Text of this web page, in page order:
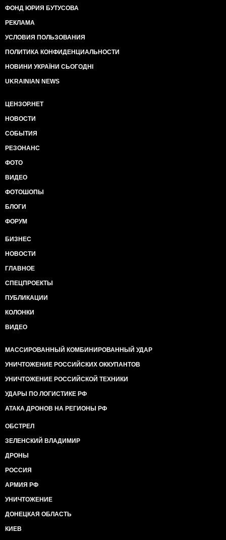
ФОНД ЮРИЯ БУТУСОВА
РЕКЛАМА
УСЛОВИЯ ПОЛЬЗОВАНИЯ
ПОЛИТИКА КОНФИДЕНЦИАЛЬНОСТИ
НОВИНИ УКРАЇНИ СЬОГОДНІ
UKRAINIAN NEWS
ЦЕНЗОР.НЕТ
НОВОСТИ
СОБЫТИЯ
РЕЗОНАНС
ФОТО
ВИДЕО
ФОТОШОПЫ
БЛОГИ
ФОРУМ
БИЗНЕС
НОВОСТИ
ГЛАВНОЕ
СПЕЦПРОЕКТЫ
ПУБЛИКАЦИИ
КОЛОНКИ
ВИДЕО
МАССИРОВАННЫЙ КОМБИНИРОВАННЫЙ УДАР
УНИЧТОЖЕНИЕ РОССИЙСКИХ ОККУПАНТОВ
УНИЧТОЖЕНИЕ РОССИЙСКОЙ ТЕХНИКИ
УДАРЫ ПО ЛОГИСТИКЕ РФ
АТАКА ДРОНОВ НА РЕГИОНЫ РФ
ОБСТРЕЛ
ЗЕЛЕНСКИЙ ВЛАДИМИР
ДРОНЫ
РОССИЯ
АРМИЯ РФ
УНИЧТОЖЕНИЕ
ДОНЕЦКАЯ ОБЛАСТЬ
КИЕВ